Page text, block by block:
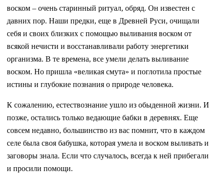
воском – очень старинный ритуал, обряд. Он известен с
давних пор. Наши предки, еще в Древней Руси, очищали
себя и своих близких с помощью выливания воском от
всякой нечисти и восстанавливали работу энергетики
организма. В те времена, все умели делать выливание
воском. Но пришла «великая смута» и поглотила простые
истины и глубокие познания о природе человека.
К сожалению, естествознание ушло из обыденной жизни. И
позже, остались только ведающие бабки в деревнях. Еще
совсем недавно, большинство из вас помнит, что в каждом
селе была своя бабушка, которая умела и воском выливать и
заговоры знала. Если что случалось, всегда к ней прибегали
и просили помощи.